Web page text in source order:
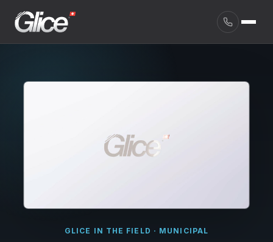
GLICE IN THE FIELD · MUNICIPAL